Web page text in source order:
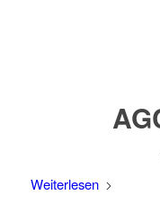
Weiterlesen